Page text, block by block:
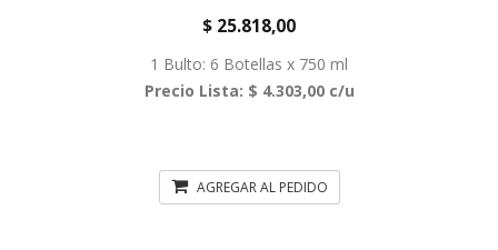
$ 25.818,00
1 Bulto: 6 Botellas x 750 ml
Precio Lista: $ 4.303,00 c/u
AGREGAR AL PEDIDO